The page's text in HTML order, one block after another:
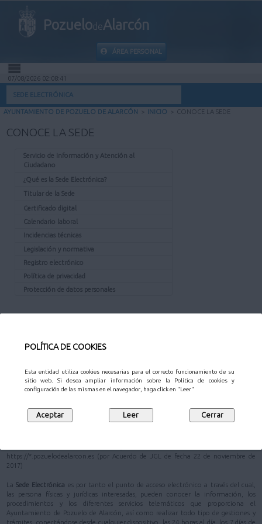
POLÍTICA DE COOKIES
Esta entidad utiliza cookies necesarias para el correcto funcionamiento de su
sitio web. Si desea ampliar información sobre la Política de cookies y
configuración de las mismas en el navegador, haga click en "Leer"
PozuelodeAlarcón
ÁREA PERSONAL
INICIO
INFORMACIÓN MUNICIPAL
07/08/2026 02:08:41
SEDE ELECTRÓNICA
AYUNTAMIENTO DE POZUELO DE ALARCÓN > INICIO > CONOCE LA SEDE
CONOCE LA SEDE
Servicio de Información y Atención al
Ciudadano
¿Qué es la Sede Electrónica?
Titular de la Sede
Certificado digital
Calendario laboral
Incidencias técnicas
Legislación y normativa
Registro electrónico
Política de privacidad
Protección de datos personales
Sede Electrónica del Ayuntamiento de Pozuelo de Alarcón está definida en su
prioriza la actuación administrativa automatizada (artículo 41) y se apuesta
eficacia y eficiencia en el uso racional y adecuado de los recursos públicos; y como
garantista de una mayor seguridad jurídica de los administrados (artículo 3)
https://*.pozuelodealarcon.es (por Acuerdo de JGL de fecha 22 de noviembre de
2017)
LaSede Electrónica es por tanto el punto de acceso electrónico a través del cual,
las persona físicas y jurídicas interesadas, pueden conocer la información, los
procedimientos y los diferentes servicios telemáticos que proporciona el
Ayuntamiento de Pozuelo de Alarcón, así como realizar todo tipo de gestiones y
trámites, conectándose desde cualquier dispositivo, las 24 horas al día, los 7 días de